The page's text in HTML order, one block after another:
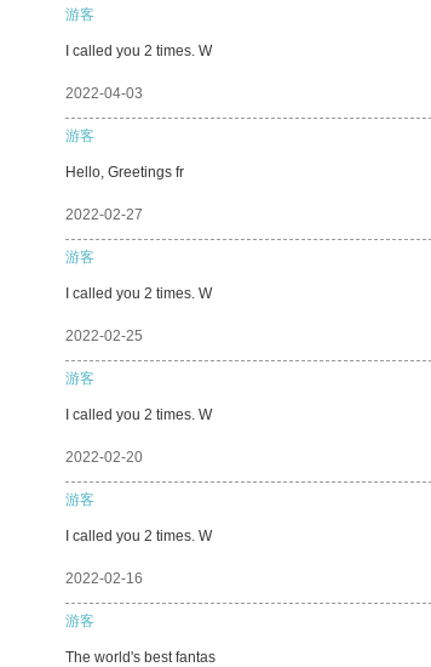
游客
I called you 2 times. W
2022-04-03
游客
Hello, Greetings fr
2022-02-27
游客
I called you 2 times. W
2022-02-25
游客
I called you 2 times. W
2022-02-20
游客
I called you 2 times. W
2022-02-16
游客
The world's best fantas